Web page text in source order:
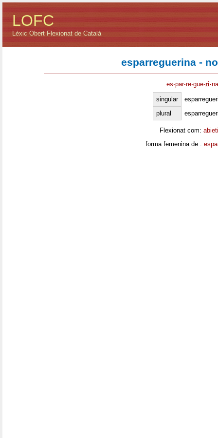
LOFC
Lèxic Obert Flexionat de Català
esparreguerina -
es·par·re·gue·ri·na
singular
plural
Flexionat com:
forma femenina de :